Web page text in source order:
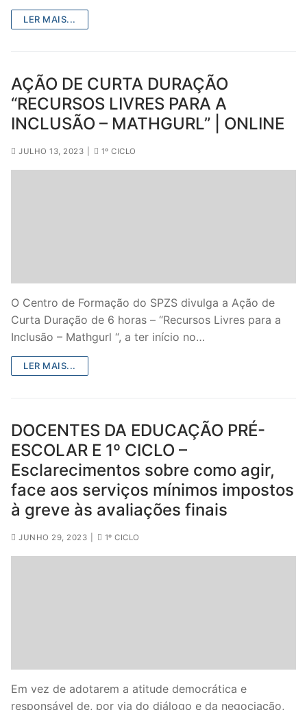
LER MAIS...
AÇÃO DE CURTA DURAÇÃO
“RECURSOS LIVRES PARA A
INCLUSÃO – MATHGURL” | ONLINE
JULHO 13, 2023 1º CICLO
O Centro de Formação do SPZS divulga a Ação de
Curta Duração de 6 horas – “Recursos Livres para a
Inclusão – Mathgurl “, a ter início no…
LER MAIS...
DOCENTES DA EDUCAÇÃO PRÉ-
ESCOLAR E 1º CICLO –
Esclarecimentos sobre como agir,
face aos serviços mínimos impostos
à greve às avaliações finais
JUNHO 29, 2023 1º CICLO
Em vez de adotarem a atitude democrática e
responsável de, por via do diálogo e da negociação,